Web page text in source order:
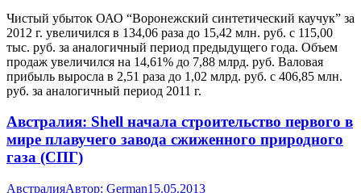
Чистый убыток ОАО “Воронежский синтетический каучук” за
2012 г. увеличился в 134,06 раза до 15,42 млн. руб. с 115,00
тыс. руб. за аналогичный период предыдущего года. Объем
продаж увеличился на 14,61% до 7,88 млрд. руб. Валовая
прибыль выросла в 2,51 раза до 1,02 млрд. руб. с 406,85 млн.
руб. за аналогичный период 2011 г.
Австралия: Shell начала строительство первого в
мире плавучего завода сжиженного природного
газа (СПГ)
АвстралияАвтор: German15.05.2013